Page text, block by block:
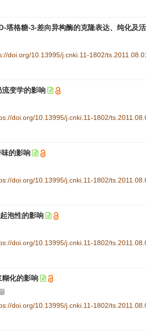
格糖-3-差向异构酶的克隆表达、纯化及
doi.org/10.13995/j.cnki.11-1802/
变学的影响
doi.org/10.13995/j.cnki.11-1802/
的影响
doi.org/10.13995/j.cnki.11-1802/
泡性的影响
doi.org/10.13995/j.cnki.11-1802/
化的影响
doi.org/10.13995/j.cnki.11-1802/